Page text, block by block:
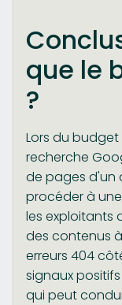
que le
?
Lors du
recherche
de pages d'un
procéder à
les exploitants
des contenus
erreurs 404
signaux
qui peut